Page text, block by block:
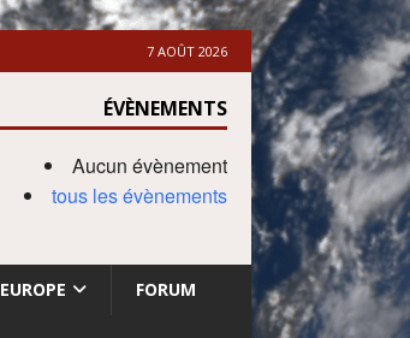
7 AOÛT 2026
ÉVÈNEMENTS
Aucun évènement
tous les évènements
EUROPE FORUM